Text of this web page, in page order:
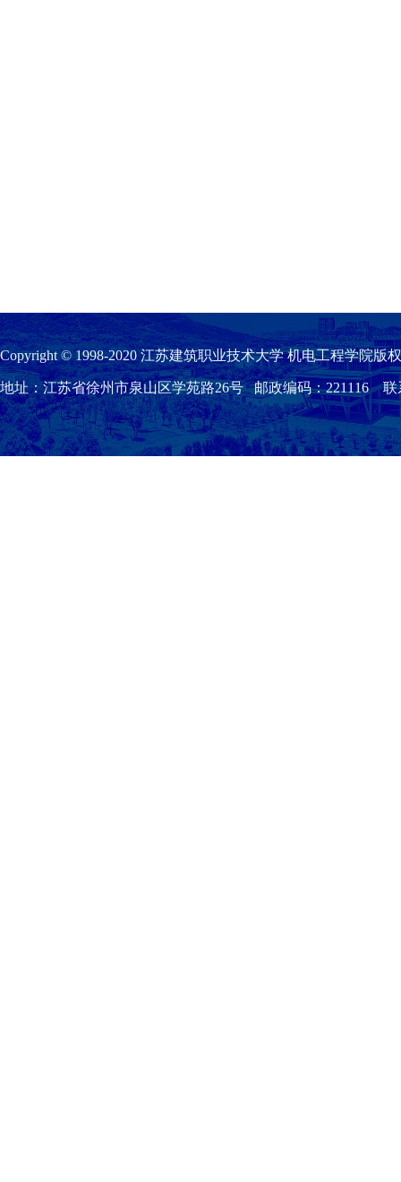
Copyright © 1998-2020 江苏建筑职业技术大学 机电工程学院版
地址：江苏省徐州市泉山区学苑路26号 邮政编码：221116 联